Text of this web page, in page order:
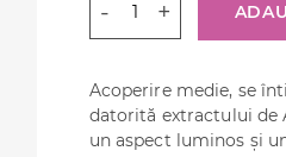
Perfect
Cover
15
gr+15
gr(rezerva)
Acoperire medie, se
datorită extractului de
un aspect luminos și